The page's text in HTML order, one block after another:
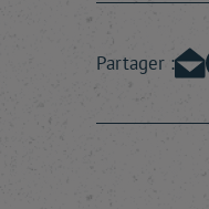
Partager :